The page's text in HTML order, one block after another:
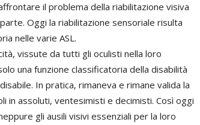
il problema della riabilitazione visiva
Oggi la riabilitazione sensoriale risulta
nelle varie ASL.
vissute da tutti gli oculisti nella loro
una funzione classificatoria della disabilità
In pratica, rimaneva e rimane valida la
in assoluti, ventesimisti e decimisti. Così oggi
gli ausili visivi essenziali per la loro